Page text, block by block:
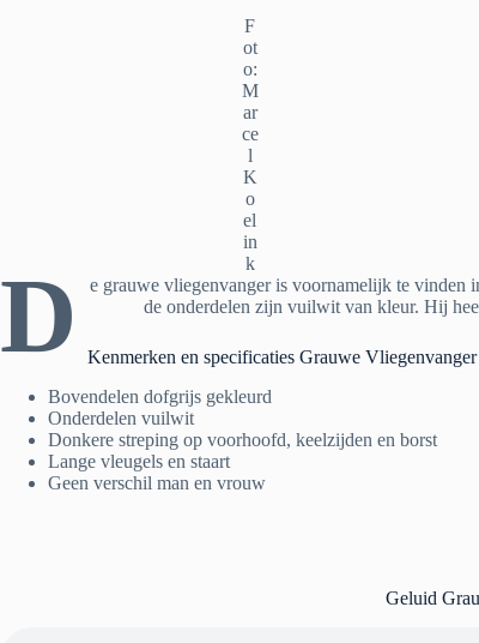
F
ot
o:
M
ar
ce
l
K
o
el
in
k
D
e grauwe vliegenvanger is voornamelijk te vinden
de onderdelen zijn vuilwit van kleur. Hij
Kenmerken en specificaties Grauwe Vliegenvanger
Bovendelen dofgrijs gekleurd
Onderdelen vuilwit
Donkere streping op voorhoofd, keelzijden en borst
Lange vleugels en staart
Geen verschil man en vrouw
Geluid